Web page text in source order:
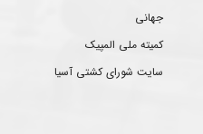
جهانی
کمیته ملی المپیک
سایت شورای کشتی آسیا